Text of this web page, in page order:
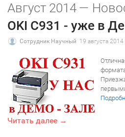
Август 2014 —
OKI C931 - уже в
Сотрудник Научный 19 августа 2014
Читать далее →